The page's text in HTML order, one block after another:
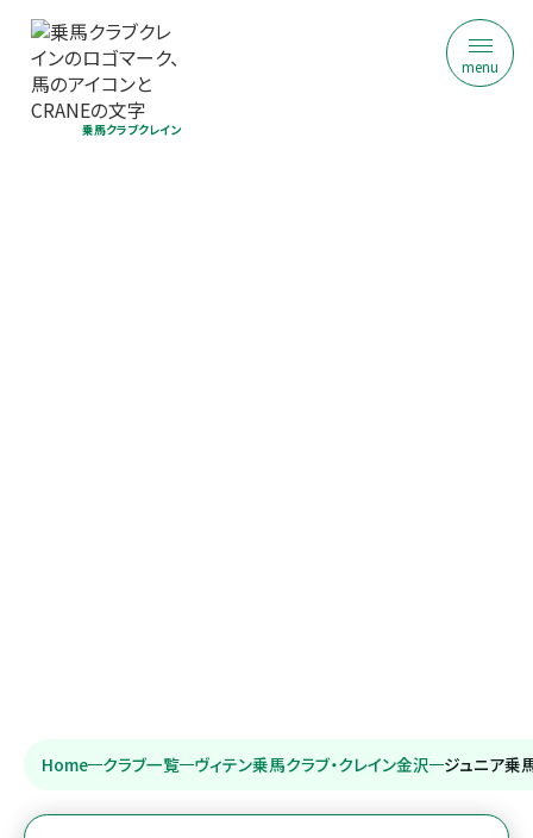
乗馬クラブクレイン
menu
Home クラブ一覧 ヴィテン乗馬クラブ・クレイン金沢 ジュニア乗